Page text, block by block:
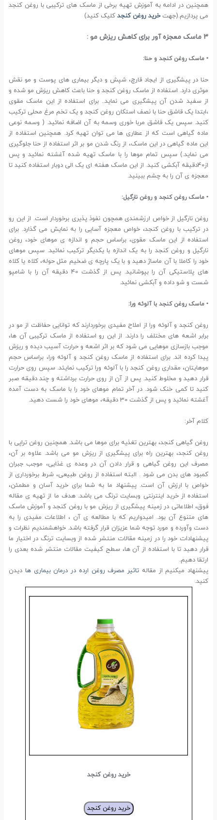
همچنین در ادامه به آموزش تهیه برخی از ماسک های ترکیبی با روغن کنجد
می پردازیم.(جهتخرید روغن کنجد کلیک کنید)
3 ماسک معجزه آور برای کاهش ریزش مو :
• ماسک روغن کنجد و حنا:
حنا در پیشگیری از ایجاد قارچ، شپش و دیگر بیماری های پوست و مو نقش
موثری دارد. استفاده از ماسک روغن کنجد و حنا باعث کاهش ریزش مو شده و
از سفید شدن آن پیشگیری می نماید.. برای استفاده از این ماسک مقوی
،ابتدا یک قاشق حنا با نصف استکان روغن کنجد و یک تخم مرغ محلی ترکیب
کنید. سپس یک قاشق مربا خوری وسمه به آن اضافه نمائید. ( وسمه نوعی
ماده گیاهی است که از عطاری ها می توان تهیه کرد. همچنین استفاده از
این ماده گیاهی در این ماسک، از رنگ شدن مو بر اثر استفاده از حنا جلوگیری
می نماید.) سپس تمام موها را با ماسک تهیه شده آغشته نمائید و پس
از40دقیقه آبکشی کنید. از این ماسک هفته ای یک الی دوبار استفاده کنید تا
معجزه ی آن را به چشم ببینید.
• ماسک روغن کنجد و روغن نارگیل:
روغن نارگیل از خواص ارزشمندی همچون نفوذ پذیری برخوردار است. از این رو
در ترکیب با روغن کنجد، خواص معجزه آسایی را به نمایش می گذارد. برای
استفاده از این ماسک مقوی، براساس حجم و اندازه ی موهای خود، روغن
نارگیل و روغن کنجد را به یک اندازه با یکدیگر ترکیب نمائید. سپس موهای
خود را کاملا با آن ماساژ دهید و با یک پارچه ی ضخیم مثل حوله، کلاه یا کلاه
های پلاستیکی آن را بپوشانید. پس از گذشت 40 دقیقه آن را با شامپو
شست و شو داده و آبکشی نمائید.
• ماسک روغن کنجد با آلوئه ورا:
روغن کنجد و آلوئه ورا از املاح مفیدی برخوردارند که توانایی حفاظت از مو در
برابر اشعه های مختلف را دارند. از این رو استفاده از ماسک ترکیبی آن ها،
موجب بازسازی موهایی می شود که بر اثر اشعه و حرارت آسیب دیده و ریزش
پیدا کرده اند. برای استفاده از ماسک روغن کنجد و آلوئه ورا، براساس حجم
موهایتان، مقداری روغن کنجد را با آلوئه ورا ترکیب نمایئد. سپس روی حرارت
قرار دهید و مخلوط کنید. پس از آن از روی حرارت برداشته و چند دقیقه صبر
کنید تا کمی خنک شود. در آخر تمام موهای خود را با ماسک به دست آمده
آغشته نمائید و پس از گذشت 30 دقیقه، موهای خود را شست دهید.
کلام آخر:
روغن گیاهی کنجد، بهترین تغذیه برای موها می باشد. همچنین روغن تراپی با
روغن کنجد، بهترین راه برای پیشگیری از ریزش مو می باشد. علاوه بر آن،
مصرف این روغن گیاهی و قرار دادن آن در وعده ی غذایی، موجب جبران
کمبود های بدن می شود . البته استفاده از روغن طبیعی، شرط برخورداری از
خواص با ارزش آن است. پیشنهاد ما به شما برای خرید آسان و مطمئن،
استفاده از خرید اینترنتی وبسایت ترنگ می باشد. هدف ما از تهیه ی مقاله
فوق، اطلاعاتی در زمینه پیشگیری از ریزش مو با روغن کنجد و آموزش ماسک
های متنوع آن بود. امیدواریم که با مطالعه ی آن ، اطلاعات مفیدی را به
دست وآورده و مورد توجه شما عزیزان قرار گرفته باشد. خواهشمندیم نظرات و
پیشنهادات خود را در زمینه مقالات منتشر شده از وبسایت ترنگ در اختیار ما
قرار دهید تا با استفاده از آن ها، سطح کیفیت مقالات منتشر شده بعدی را
ارتقا دهیم.
پیشنهاد میکنیم از مقاله تاثیر مصرف روغن ارده در درمان بیماری ها دیدن
کنید.
خرید روغن کنجد
خرید روغن کنجد